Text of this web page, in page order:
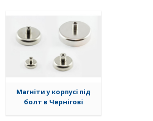
Магніти у корпусі під
болт в Чернігові